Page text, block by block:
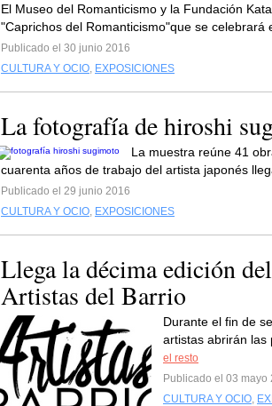
El Museo del Romanticismo y la Fundación
"Caprichos del Romanticismo"que se celebrará
Publicado el 30 junio 2016
CULTURA Y OCIO, EXPOSICIONES
La fotografía de hiroshi
La muestra reúne 41
cuarenta años de trabajo del artista japonés
Publicado el 29 junio 2016
CULTURA Y OCIO, EXPOSICIONES
Llega la décima edición
Artistas del Barrio
Durante el fin de
artistas abrirán las
el resto
Publicado el 03 mayo
CULTURA Y OCIO,